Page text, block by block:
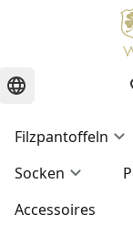
Filzpantoffeln
Socken
Accessoires